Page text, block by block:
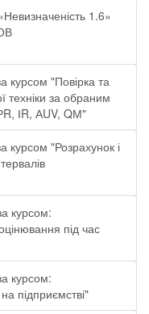
1.6»
курсом "Повірка та
техніки за обраним
ІR, АUV, QМ"
курсом "Розрахунок і
курсом:
під час
курсом:
підприємстві"